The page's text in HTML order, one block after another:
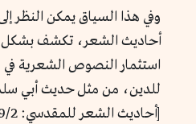
وفي هذا السياق يمكن النظر
أحاديث الشعر، تكشف بشكل
استثمار النصوص الشعرية في
للدين، من مثل حديث أبي